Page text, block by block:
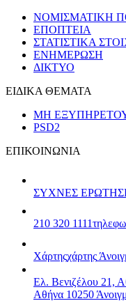
ΝΟΜΙΣΜΑΤΙΚΗ
ΕΠΟΠΤΕΙΑ
ΣΤΑΤΙΣΤΙΚΑ
ΕΝΗΜΕΡΩΣΗ
ΔΙΚΤΥΟ
ΕΙΔΙΚΑ ΘΕΜΑΤΑ
ΜΗ
PSD2
ΕΠΙΚΟΙΝΩΝΙΑ
ΣΥΧΝΕΣ
210 320 1111
Χάρτηςχάρτης
Ελ. Βενιζέλου 21,
Αθήνα 10250